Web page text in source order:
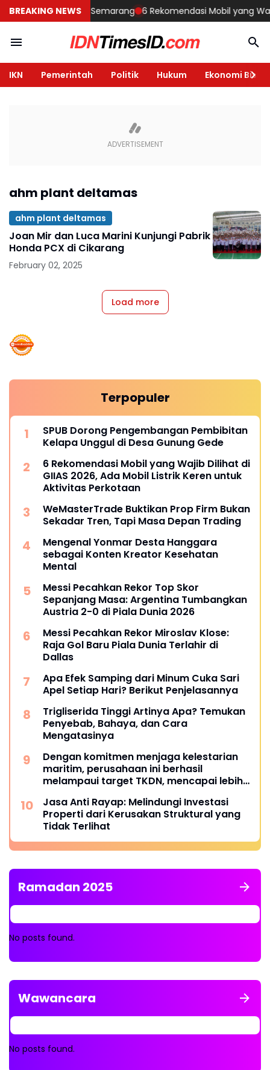
BREAKING NEWS
Rumah di Semarang 6 Rekomendasi Mobil yang
IKN Pemerintah Politik Hukum Ekonomi Bisnis
ahm plant deltamas
ahm plant deltamas
Joan Mir dan Luca Marini Kunjungi Pabrik
Honda PCX di Cikarang
February 02, 2025
Load more
Terpopuler
SPUB Dorong Pengembangan Pembibitan
Kelapa Unggul di Desa Gunung Gede
6 Rekomendasi Mobil yang Wajib Dilihat di
GIIAS 2026, Ada Mobil Listrik Keren untuk
Aktivitas Perkotaan
WeMasterTrade Buktikan Prop Firm Bukan
Sekadar Tren, Tapi Masa Depan Trading
Mengenal Yonmar Desta Hanggara
sebagai Konten Kreator Kesehatan
Mental
Messi Pecahkan Rekor Top Skor
Sepanjang Masa: Argentina Tumbangkan
Austria 2-0 di Piala Dunia 2026
Messi Pecahkan Rekor Miroslav Klose:
Raja Gol Baru Piala Dunia Terlahir di
Dallas
Apa Efek Samping dari Minum Cuka Sari
Apel Setiap Hari? Berikut Penjelasannya
Trigliserida Tinggi Artinya Apa? Temukan
Penyebab, Bahaya, dan Cara
Mengatasinya
Dengan komitmen menjaga kelestarian
maritim, perusahaan ini berhasil
melampaui target TKDN, mencapai lebih
Jasa Anti Rayap: Melindungi Investasi
Properti dari Kerusakan Struktural yang
Tidak Terlihat
Ramadan 2025
No posts found.
Wawancara
No posts found.